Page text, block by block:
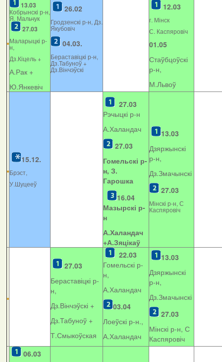
13.03
Кобрынскі р-н,
Я. Мальчук
27.03
Маларыцкі р-
н,
Дз.Кіцель +
А.Рак +
Ю.Янкевіч
26.02
Гродзенскі р-н, Дз.
Якубовіч
04.03.
Бераставіцкі р-н,
Дз.Табуноў +
Дз.Вінчэўскі
12.03
г. Мінск
С. Каспяровіч
01.05
Стаўбцоўскі
р-н,
М.Львоў
15.12.
Брэст,
У.Шуцееў
27.03
Рэчыцкі р-н
А.Халандач
27.03
Гомельскі р-
н, З.
Гарошка
16.04
Мазырскі р-
н
А.Халандач
+А.Зяцікаў
13.03
Дзяржынскі
р-н,
Дз.Змачынскі
27.03
Мінскі р-н, С
Каспяровіч
27.03
Бераставіцкі р-
н,
Дз.Вінчэўскі +
Дз.Табуноў +
Т.Смыкоўская
22.03
Гомельскі р-
н,
А.Халандач
03.04
Лоеўскі р-н.,
А.Халандач
13.03
Дзяржынскі
р-н,
Дз.Змачынскі
27.03
Мінскі р-н, С
Каспяровіч
06.03